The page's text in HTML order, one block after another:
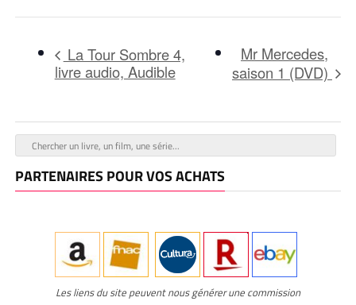
La Tour Sombre 4,
livre audio, Audible
Mr Mercedes,
saison 1 (DVD)
PARTENAIRES POUR VOS ACHATS
Les liens du site peuvent nous générer une commission